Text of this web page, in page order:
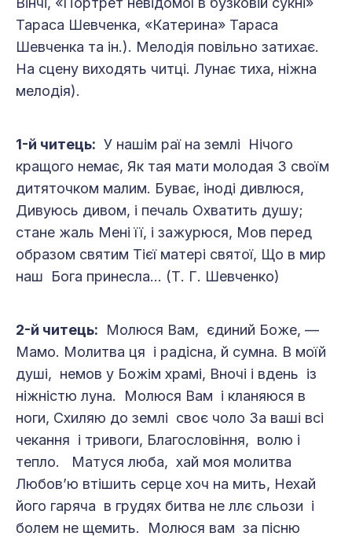
Тараса Шевченка, «Катерина» Тараса
Шевченка та ін.). Мелодія повільно затихає.
На сцену виходять читці. Лунає тиха, ніжна
мелодія).
1-й читець: У нашім раї на землі Нічого
кращого немає, Як тая мати молодая З своїм
дитяточком малим. Буває, іноді дивлюся,
Дивуюсь дивом, і печаль Охватить душу;
стане жаль Мені її, і зажурюся, Мов перед
образом святим Тієї матері святої, Що в мир
наш Бога принесла... (Т. Г. Шевченко)
2-й читець: Молюся Вам, єдиний Боже, —
Мамо. Молитва ця і радісна, й сумна. В моїй
душі, немов у Божім храмі, Вночі і вдень із
ніжністю луна. Молюся Вам і кланяюся в
ноги, Схиляю до землі своє чоло За ваші всі
чекання і тривоги, Благословіння, волю і
тепло. Матуся люба, хай моя молитва
Любов’ю втішить серце хоч на мить, Нехай
його гаряча в грудях битва не ллє сльози і
болем не щемить. Молюся вам за пісню